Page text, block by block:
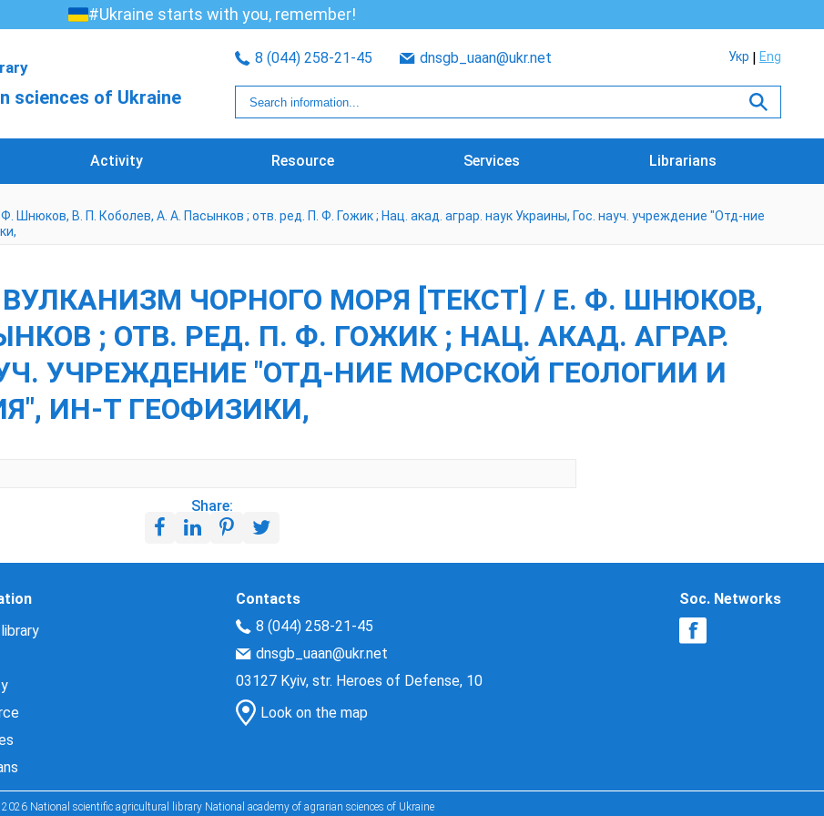
#Ukraine starts with you, remember!
sciences of Ukraine
8 (044) 258-21-45 dnsgb_uaan@ukr.net Укр Eng
Activity Resource Services Librarians
Шнюков, В. П. Коболев, А. А. Пасынков ; отв. ред. П. Ф. Гожик ; Нац. акад. аграр. наук Украины, Гос. науч. учреждение "Отд-ние
ЧОРНОГО МОРЯ [ТЕКСТ] / Е. Ф. ШНЮКОВ,
; ОТВ. РЕД. П. Ф. ГОЖИК ; НАЦ. АКАД. АГРАР.
УЧРЕЖДЕНИЕ "ОТД-НИЕ МОРСКОЙ ГЕОЛОГИИ И
ИН-Т ГЕОФИЗИКИ,
Share:
Contacts
8 (044) 258-21-45
dnsgb_uaan@ukr.net
03127 Kyiv, str. Heroes of Defense, 10
Look on the map
Soc. Networks
National scientific agricultural library National academy of agrarian sciences of Ukraine